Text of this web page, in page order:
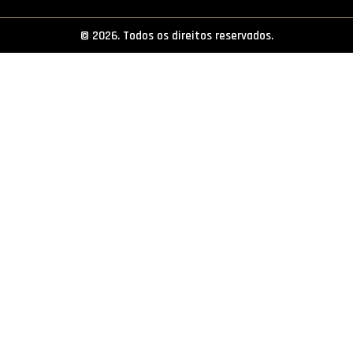
PROJETOS
LIGA BETCLIC MASCULINA
© 2026. Todos os direitos reservados.